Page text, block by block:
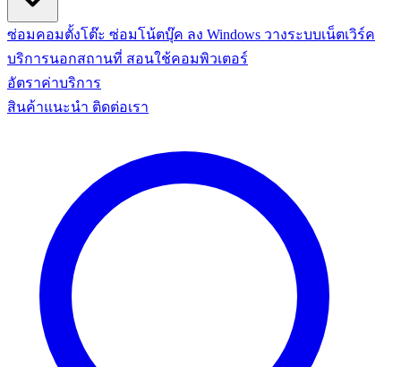
ซ่อมคอมตั้งโต๊ะ ซ่อมโน้ตบุ๊ค ลง Windows วางระบบเน็ตเวิร์ค
บริการนอกสถานที่ สอนใช้คอมพิวเตอร์
อัตราค่าบริการ
สินค้าแนะนำ ติดต่อเรา